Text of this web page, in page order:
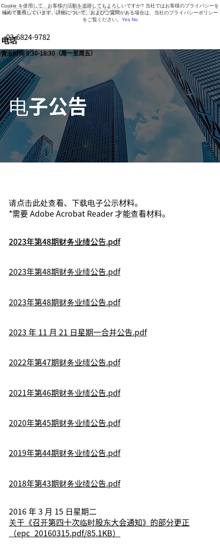
营业时间 9:30-18:30（周一至周五）
电话
03-6824-9782
面向大公司的 LMS/智能技能校园
电子公告
请点击此处查看、下载电子公示材料。
*需要 Adobe Acrobat Reader 才能查看材料。
2023年第48期财务业绩公告.pdf
2023年第48期财务业绩公告.pdf
2023 年 11 月 21 日星期一合并公告.pdf
2022年第47期财务业绩公告.pdf
2021年第46期财务业绩公告.pdf
2020年第45期财务业绩公告.pdf
2019年第44期财务业绩公告.pdf
2018年第43期财务业绩公告.pdf
2016 年 3 月 15 日星期二
关于《召开第四十次临时股东大会通知》的部分更正
（epc_20160315.pdf/85.1KB）
2023年第48期财务业绩公告.pdf
2023年第48期财务业绩公告.pdf
Cookie を使用して、お客様の活動を追跡してもよろしいですか? 当社ではお客様のプライバシーを
極めて重視しています。詳細について、およびご質問がある場合は、当社のプライバシーポリシー
をご覧ください。 Yes No